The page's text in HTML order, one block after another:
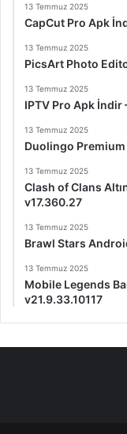
13 Temmuz 2025
CapCut Pro Apk
13 Temmuz 2025
PicsArt Photo
13 Temmuz 2025
IPTV Pro Apk İndir
13 Temmuz 2025
Duolingo
13 Temmuz 2025
Clash of Clans
v17.360.27
13 Temmuz 2025
Brawl Stars
13 Temmuz 2025
Mobile Legends
v21.9.33.10117